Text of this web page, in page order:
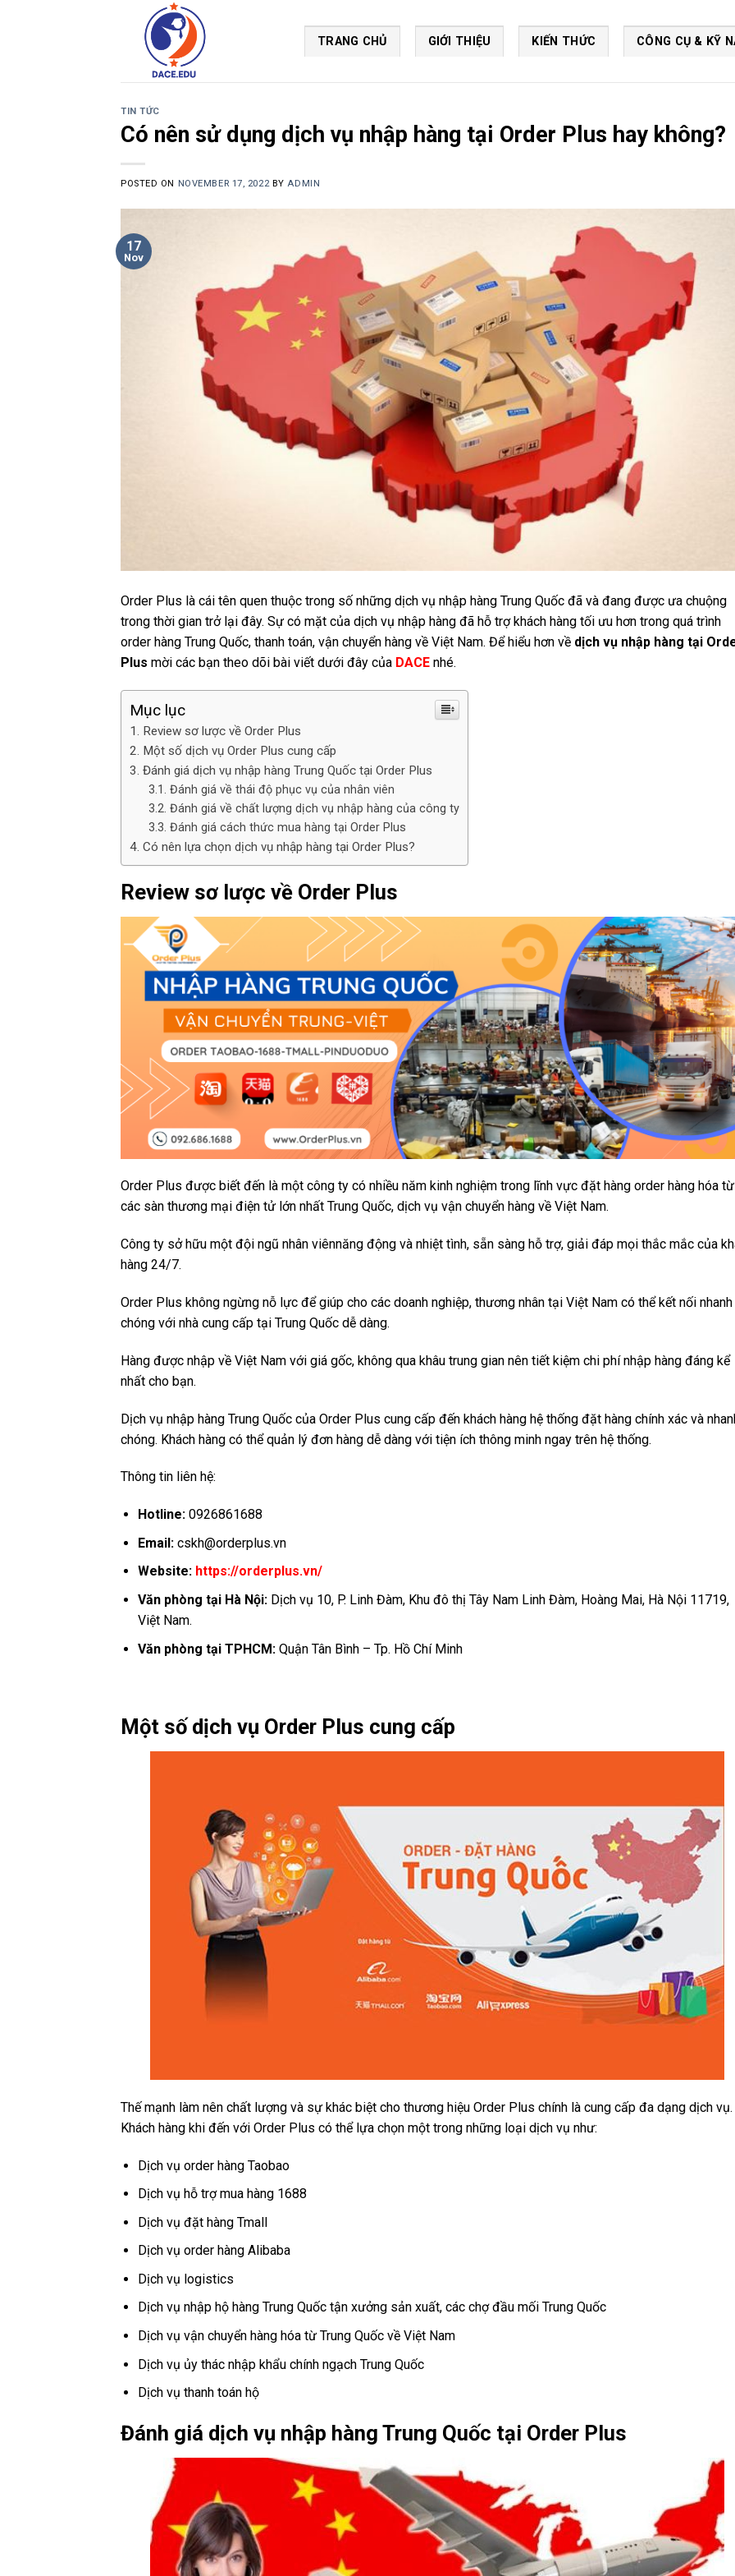
TRANG CHỦ GIỚI THIỆU KIẾN THỨC CÔNG CỤ & KỸ
TIN TỨC
Có nên sử dụng dịch vụ nhập hàng tại Order Plus hay không?
POSTED ON NOVEMBER 17, 2022 BY ADMIN
17
Nov
Order Plus là cái tên quen thuộc trong số những dịch vụ nhập hàng Trung Quốc đã và đang được ưa chuộng
trong thời gian trở lại đây. Sự có mặt của dịch vụ nhập hàng đã hỗ trợ khách hàng tối ưu hơn trong quá trình
order hàng Trung Quốc, thanh toán, vận chuyển hàng về Việt Nam. Để hiểu hơn về dịch vụ nhập hàng tại
Plus mời các bạn theo dõi bài viết dưới đây của DACE nhé.
Mục lục
Review sơ lược về Order Plus
Một số dịch vụ Order Plus cung cấp
Đánh giá dịch vụ nhập hàng Trung Quốc tại Order Plus
Đánh giá về thái độ phục vụ của nhân viên
Đánh giá về chất lượng dịch vụ nhập hàng của công ty
Đánh giá cách thức mua hàng tại Order Plus
Có nên lựa chọn dịch vụ nhập hàng tại Order Plus?
Review sơ lược về Order Plus
Order Plus được biết đến là một công ty có nhiều năm kinh nghiệm trong lĩnh vực đặt hàng order hàng hóa từ
các sàn thương mại điện tử lớn nhất Trung Quốc, dịch vụ vận chuyển hàng về Việt Nam.
Công ty sở hữu một đội ngũ nhân viênnăng động và nhiệt tình, sẵn sàng hỗ trợ, giải đáp mọi thắc mắc của
hàng 24/7.
Order Plus không ngừng nỗ lực để giúp cho các doanh nghiệp, thương nhân tại Việt Nam có thể kết nối nhanh
chóng với nhà cung cấp tại Trung Quốc dễ dàng.
Hàng được nhập về Việt Nam với giá gốc, không qua khâu trung gian nên tiết kiệm chi phí nhập hàng đáng kể
nhất cho bạn.
Dịch vụ nhập hàng Trung Quốc của Order Plus cung cấp đến khách hàng hệ thống đặt hàng chính xác và
chóng. Khách hàng có thể quản lý đơn hàng dễ dàng với tiện ích thông minh ngay trên hệ thống.
Thông tin liên hệ:
Hotline:0926861688
Email: cskh@orderplus.vn
Website: https://orderplus.vn/
Văn phòng tại Hà Nội:Dịch vụ 10, P. Linh Đàm, Khu đô thị Tây Nam Linh Đàm, Hoàng Mai, Hà Nội 11719,
Việt Nam.
Văn phòng tại TPHCM:Quận Tân Bình – Tp. Hồ Chí Minh
Một số dịch vụ Order Plus cung cấp
Thế mạnh làm nên chất lượng và sự khác biệt cho thương hiệu Order Plus chính là cung cấp đa dạng dịch vụ.
Khách hàng khi đến với Order Plus có thể lựa chọn một trong những loại dịch vụ như:
Dịch vụ order hàng Taobao
Dịch vụ hỗ trợ mua hàng 1688
Dịch vụ đặt hàng Tmall
Dịch vụ order hàng Alibaba
Dịch vụ logistics
Dịch vụ nhập hộ hàng Trung Quốc tận xưởng sản xuất, các chợ đầu mối Trung Quốc
Dịch vụ vận chuyển hàng hóa từ Trung Quốc về Việt Nam
Dịch vụ ủy thác nhập khẩu chính ngạch Trung Quốc
Dịch vụ thanh toán hộ
Đánh giá dịch vụ nhập hàng Trung Quốc tại Order Plus